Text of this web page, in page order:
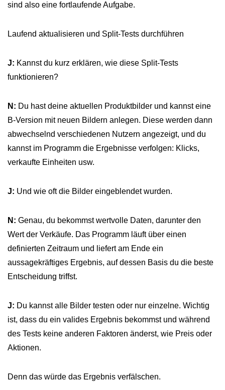
sind also eine fortlaufende Aufgabe.
Laufend aktualisieren und Split-Tests durchführen
J: Kannst du kurz erklären, wie diese Split-Tests
funktionieren?
N: Du hast deine aktuellen Produktbilder und kannst eine
B-Version mit neuen Bildern anlegen. Diese werden dann
abwechselnd verschiedenen Nutzern angezeigt, und du
kannst im Programm die Ergebnisse verfolgen: Klicks,
verkaufte Einheiten usw.
J: Und wie oft die Bilder eingeblendet wurden.
N: Genau, du bekommst wertvolle Daten, darunter den
Wert der Verkäufe. Das Programm läuft über einen
definierten Zeitraum und liefert am Ende ein
aussagekräftiges Ergebnis, auf dessen Basis du die beste
Entscheidung triffst.
J: Du kannst alle Bilder testen oder nur einzelne. Wichtig
ist, dass du ein valides Ergebnis bekommst und während
des Tests keine anderen Faktoren änderst, wie Preis oder
Aktionen.
Denn das würde das Ergebnis verfälschen.